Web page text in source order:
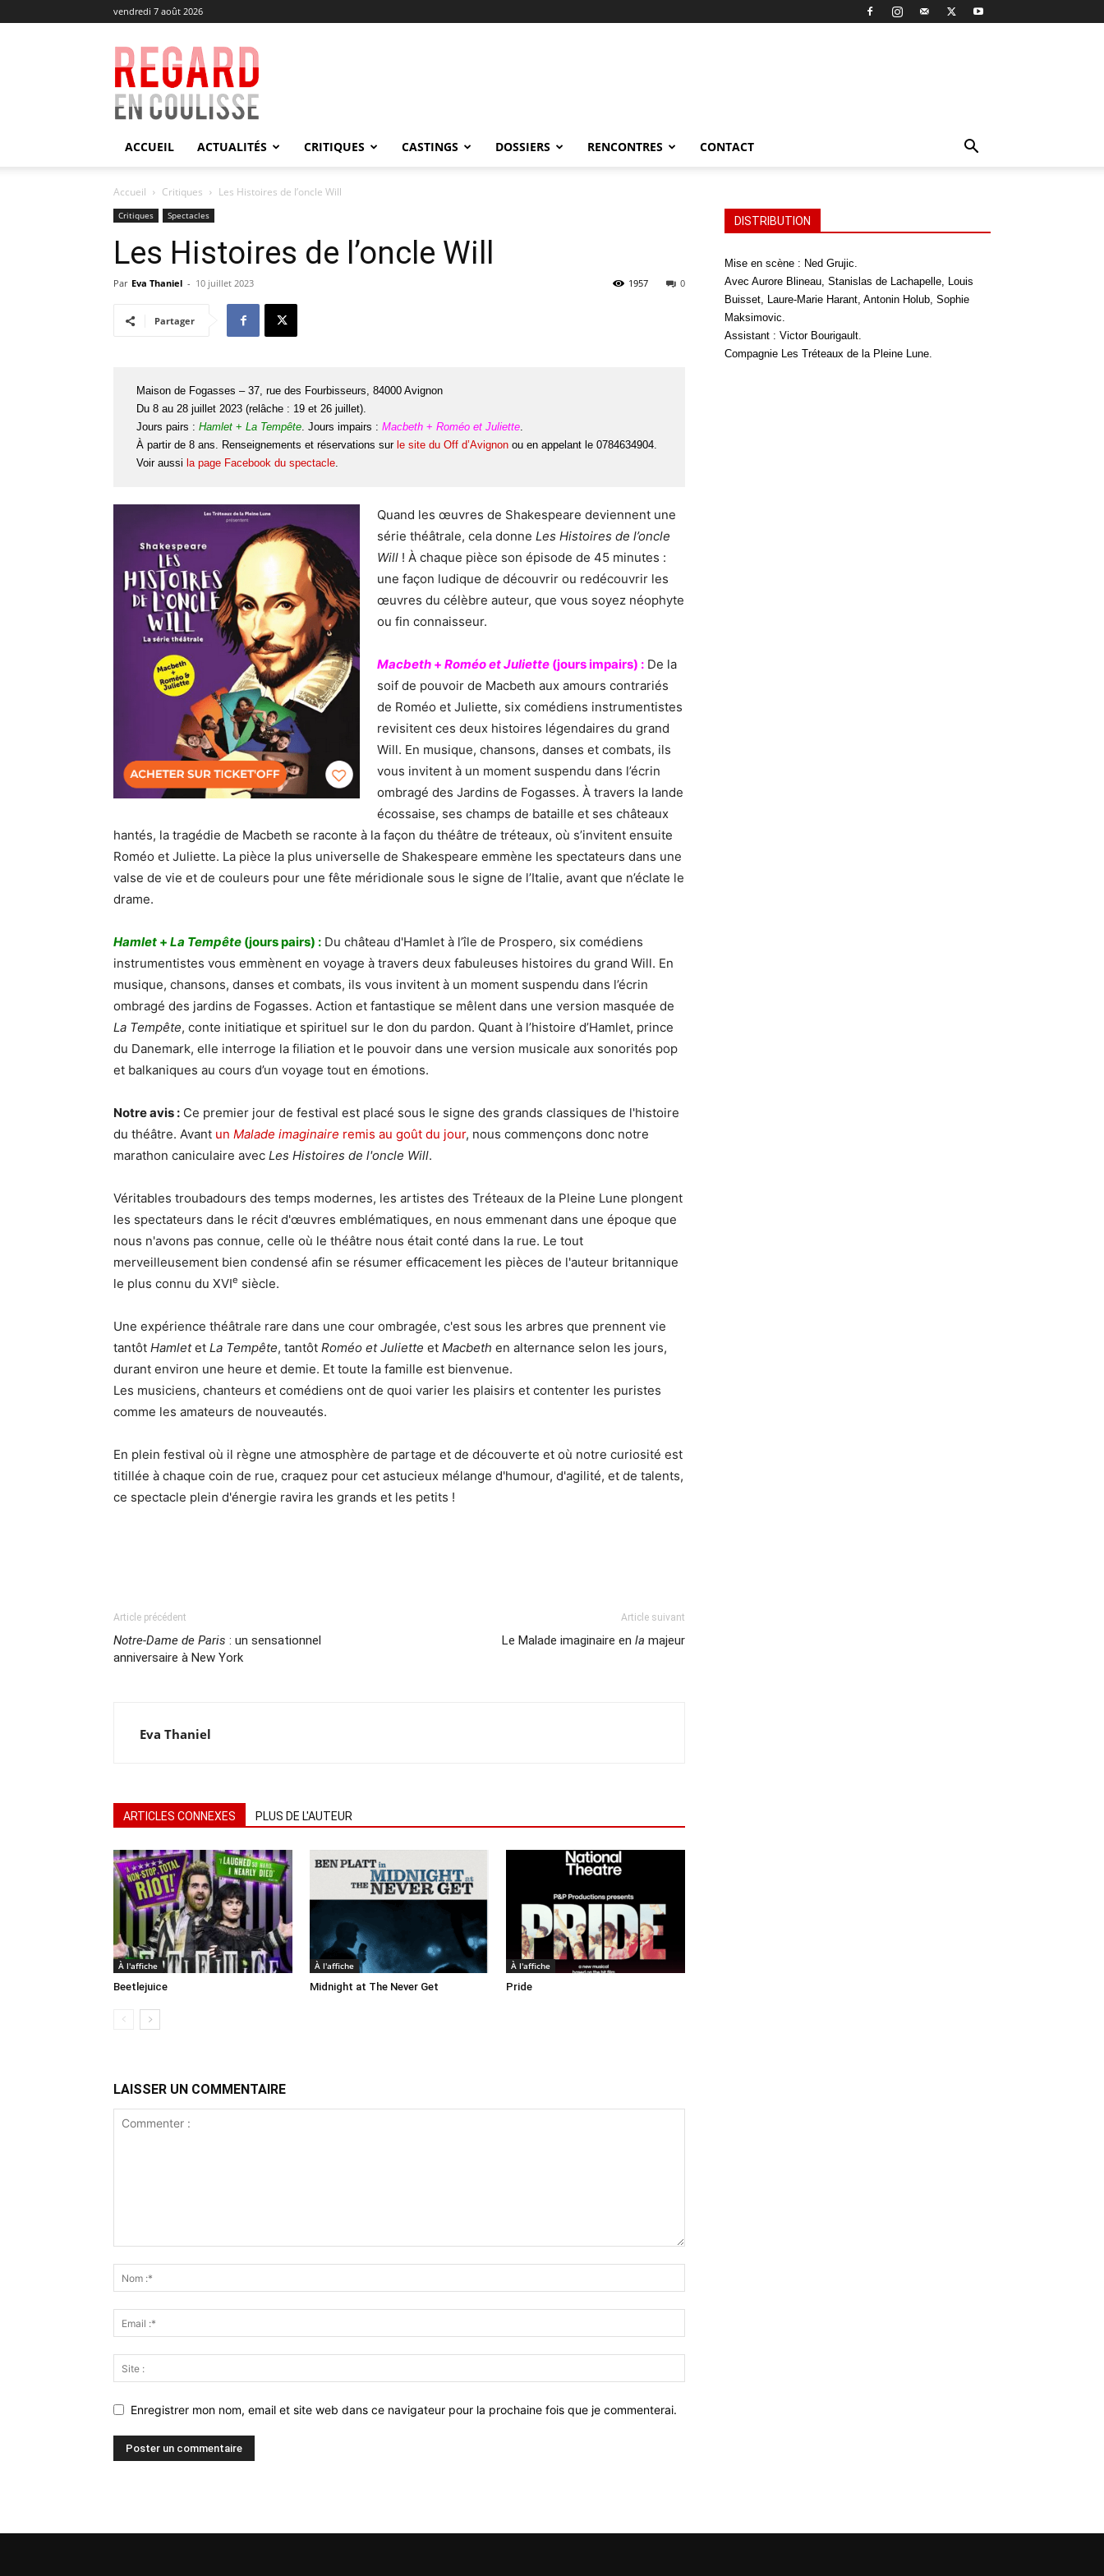
vendredi 7 août 2026
Regard
en
Coulisse
ACCUEIL ACTUALITÉS CRITIQUES CASTINGS DOSSIERS RENCONTRES CONTACT
Accueil Critiques Les Histoires de l’oncle Will
Critiques Spectacles
Les Histoires de l’oncle Will
Par Eva Thaniel - 10 juillet 2023 0
1957
Partager
Maison de Fogasses – 37, rue des Fourbisseurs, 84000 Avignon
Du 8 au 28 juillet 2023 (relâche : 19 et 26 juillet).
Jours pairs : Hamlet + La Tempête. Jours impairs : Macbeth + Roméo et Juliette.
À partir de 8 ans. Renseignements et réservations sur le site du Off d’Avignon ou en appelant le 0784634904.
Voir aussi la page Facebook du spectacle.
Quand les œuvres de Shakespeare deviennent une
série théâtrale, cela donne Les Histoires de l’oncle
Will ! À chaque pièce son épisode de 45 minutes :
une façon ludique de découvrir ou redécouvrir les
œuvres du célèbre auteur, que vous soyez néophyte
ou fin connaisseur.
Macbeth + Roméo et Juliette (jours impairs) : De la
soif de pouvoir de Macbeth aux amours contrariés
de Roméo et Juliette, six comédiens instrumentistes
revisitent ces deux histoires légendaires du grand
Will. En musique, chansons, danses et combats, ils
vous invitent à un moment suspendu dans l’écrin
ombragé des Jardins de Fogasses. À travers la lande
écossaise, ses champs de bataille et ses châteaux
hantés, la tragédie de Macbeth se raconte à la façon du théâtre de tréteaux, où s’invitent ensuite
Roméo et Juliette. La pièce la plus universelle de Shakespeare emmène les spectateurs dans une
valse de vie et de couleurs pour une fête méridionale sous le signe de l’Italie, avant que n’éclate le
drame.
Hamlet + La Tempête (jours pairs) : Du château d'Hamlet à l’île de Prospero, six comédiens
instrumentistes vous emmènent en voyage à travers deux fabuleuses histoires du grand Will. En
musique, chansons, danses et combats, ils vous invitent à un moment suspendu dans l’écrin
ombragé des jardins de Fogasses. Action et fantastique se mêlent dans une version masquée de
La Tempête, conte initiatique et spirituel sur le don du pardon. Quant à l’histoire d’Hamlet, prince
du Danemark, elle interroge la filiation et le pouvoir dans une version musicale aux sonorités pop
et balkaniques au cours d’un voyage tout en émotions.
Notre avis : Ce premier jour de festival est placé sous le signe des grands classiques de l'histoire
du théâtre. Avant un Malade imaginaire remis au goût du jour, nous commençons donc notre
marathon caniculaire avec Les Histoires de l'oncle Will.
Véritables troubadours des temps modernes, les artistes des Tréteaux de la Pleine Lune plongent
les spectateurs dans le récit d'œuvres emblématiques, en nous emmenant dans une époque que
nous n'avons pas connue, celle où le théâtre nous était conté dans la rue. Le tout
merveilleusement bien condensé afin se résumer efficacement les pièces de l'auteur britannique
le plus connu du XVIe siècle.
Une expérience théâtrale rare dans une cour ombragée, c'est sous les arbres que prennent vie
tantôt Hamletet La Tempête, tantôt Roméo et Juliette et Macbeth en alternance selon les jours,
durant environ une heure et demie. Et toute la famille est bienvenue.
Les musiciens, chanteurs et comédiens ont de quoi varier les plaisirs et contenter les puristes
comme les amateurs de nouveautés.
En plein festival où il règne une atmosphère de partage et de découverte et où notre curiosité est
titillée à chaque coin de rue, craquez pour cet astucieux mélange d'humour, d'agilité, et de talents,
ce spectacle plein d'énergie ravira les grands et les petits !
Article précédent
Notre-Dame de Paris : un sensationnel
anniversaire à New York
Article suivant
Le Malade imaginaire en la majeur
Eva Thaniel
ARTICLES CONNEXES PLUS DE L'AUTEUR
À l'affiche
Beetlejuice
À l'affiche
Midnight at The Never Get
À l'affiche
Pride
LAISSER UN COMMENTAIRE
Enregistrer mon nom, email et site web dans ce navigateur pour la prochaine fois que je commenterai.
DISTRIBUTION
Mise en scène : Ned Grujic.
Avec Aurore Blineau, Stanislas de Lachapelle, Louis
Buisset, Laure-Marie Harant, Antonin Holub, Sophie
Maksimovic.
Assistant : Victor Bourigault.
Compagnie Les Tréteaux de la Pleine Lune.